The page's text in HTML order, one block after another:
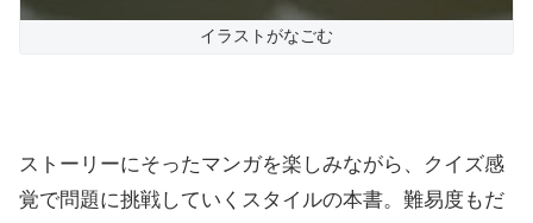
イラストがなごむ
ストーリーにそったマンガを楽しみながら、クイズ感
覚で問題に挑戦していくスタイルの本書。難易度もだ